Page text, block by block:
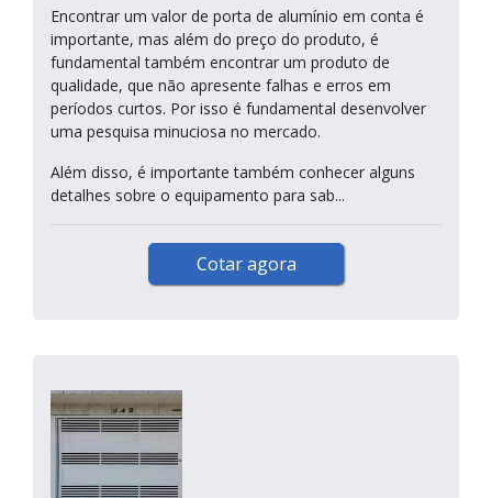
Encontrar um valor de porta de alumínio em conta é
importante, mas além do preço do produto, é
fundamental também encontrar um produto de
qualidade, que não apresente falhas e erros em
períodos curtos. Por isso é fundamental desenvolver
uma pesquisa minuciosa no mercado.
Além disso, é importante também conhecer alguns
detalhes sobre o equipamento para sab...
Cotar agora